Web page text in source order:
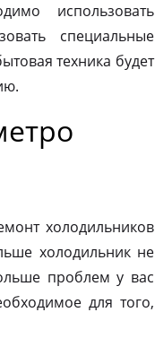
использовать
специальные
техника будет
холодильников
холодильник не
проблем у вас
для того,